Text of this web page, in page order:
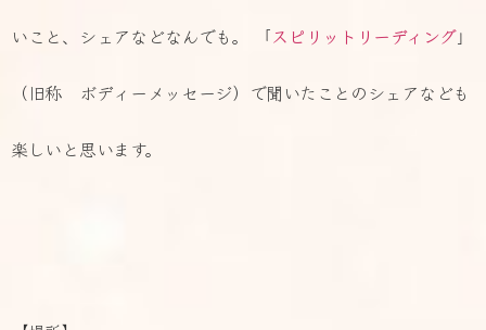
いこと、シェアなどなんでも。 「スピリットリーディング」
（旧称 ボディーメッセージ）で聞いたことのシェアなども
楽しいと思います。